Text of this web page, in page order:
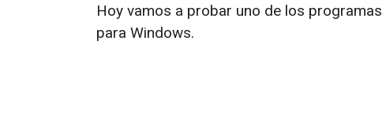
Hoy vamos a probar uno de los
para Windows.